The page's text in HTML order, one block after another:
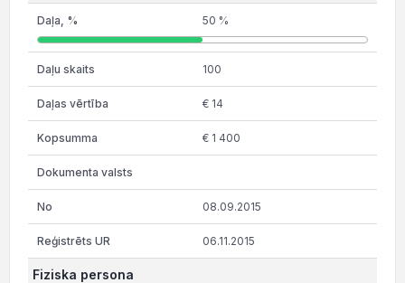
50 %
100
€ 14
€ 1 400
08.09.2015
06.11.2015
Fiziska persona